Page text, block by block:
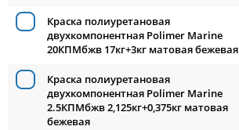
Краска полиуретановая
двухкомпонентная Polimer Marine
20КПМбжв 17кг+3кг матовая бежевая
Краска полиуретановая
двухкомпонентная Polimer Marine
2.5КПМбжв 2,125кг+0,375кг матовая
бежевая